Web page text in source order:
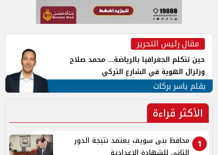
مقال رئيس التحرير
حين تتكلم الجغرافيا بالرياضة... محمد صلاح
وزلزال الهوية في الشارع التركي
بقلم ياسر بركات
الأكثر قراءة
1
محافظ بنى سويف يعتمد نتيجة الدور